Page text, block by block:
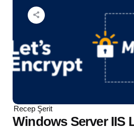
Posted
by
Recep Şerit
Windows Server IIS